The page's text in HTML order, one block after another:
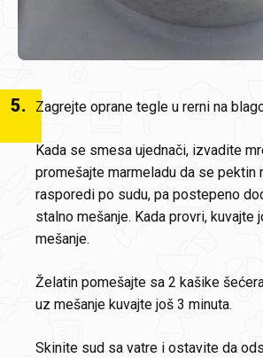
5. Zagrejte oprane tegle u rerni na
Kada se smesa ujednači, izvadite
promešajte marmeladu da se pektin
rasporedi po sudu, pa postepeno
stalno mešanje. Kada provri, kuvajte
mešanje.
Želatin pomešajte sa 2 kašike
uz mešanje kuvajte još 3 minuta.
Skinite sud sa vatre i ostavite da